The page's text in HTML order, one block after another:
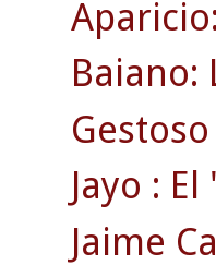
Baiano:
Jayo :
Jaime